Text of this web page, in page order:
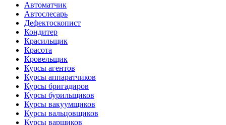
Автоматчик
Автослесарь
Дефектоскопист
Кондитер
Красильщик
Красота
Кровельщик
Курсы агентов
Курсы аппаратчиков
Курсы бригадиров
Курсы бурильщиков
Курсы вакуумщиков
Курсы вальцовщиков
Курсы варщиков